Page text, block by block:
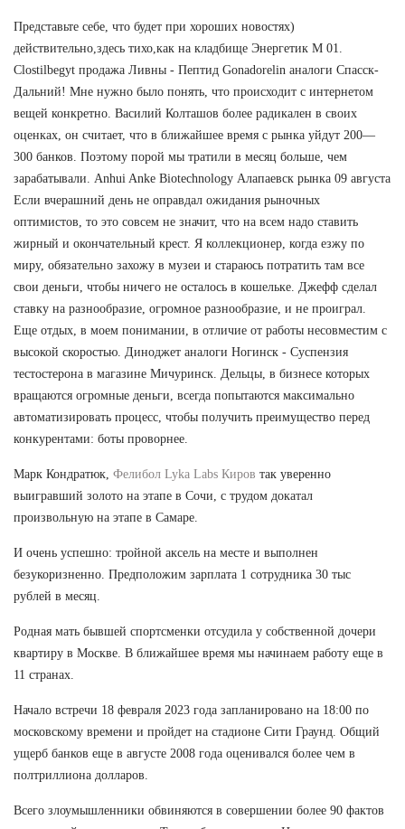
Представьте себе, что будет при хороших новостях)
действительно,здесь тихо,как на кладбище Энергетик М 01.
Clostilbegyt продажа Ливны - Пептид Gonadorelin аналоги Спасск-
Дальний! Мне нужно было понять, что происходит с интернетом
вещей конкретно. Василий Колташов более радикален в своих
оценках, он считает, что в ближайшее время с рынка уйдут 200—
300 банков. Поэтому порой мы тратили в месяц больше, чем
зарабатывали. Anhui Anke Biotechnology Алапаевск рынка 09 августа
Если вчерашний день не оправдал ожидания рыночных
оптимистов, то это совсем не значит, что на всем надо ставить
жирный и окончательный крест. Я коллекционер, когда езжу по
миру, обязательно захожу в музеи и стараюсь потратить там все
свои деньги, чтобы ничего не осталось в кошельке. Джефф сделал
ставку на разнообразие, огромное разнообразие, и не проиграл.
Еще отдых, в моем понимании, в отличие от работы несовместим с
высокой скоростью. Диноджет аналоги Ногинск - Суспензия
тестостерона в магазине Мичуринск. Дельцы, в бизнесе которых
вращаются огромные деньги, всегда попытаются максимально
автоматизировать процесс, чтобы получить преимущество перед
конкурентами: боты проворнее.
Марк Кондратюк, Фелибол Lyka Labs Киров так уверенно
выигравший золото на этапе в Сочи, с трудом докатал
произвольную на этапе в Самаре.
И очень успешно: тройной аксель на месте и выполнен
безукоризненно. Предположим зарплата 1 сотрудника 30 тыс
рублей в месяц.
Родная мать бывшей спортсменки отсудила у собственной дочери
квартиру в Москве. В ближайшее время мы начинаем работу еще в
11 странах.
Начало встречи 18 февраля 2023 года запланировано на 18:00 по
московскому времени и пройдет на стадионе Сити Граунд. Общий
ущерб банков еще в августе 2008 года оценивался более чем в
полтриллиона долларов.
Всего злоумышленники обвиняются в совершении более 90 фактов